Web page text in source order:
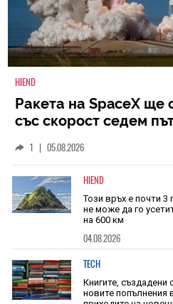
HIEND
Ракета на SpaceX ще
със скорост седем
1 | 05.08.2026
HIEND
Този връх е почти 3
не може да го
на 600 км
04.08.2026
TECH
Книгите, създадени
новите попълнения